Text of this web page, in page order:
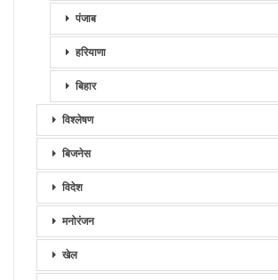
पंजाब
हरियाणा
बिहार
विश्लेषण
बिजनेस
विदेश
मनोरंजन
खेल